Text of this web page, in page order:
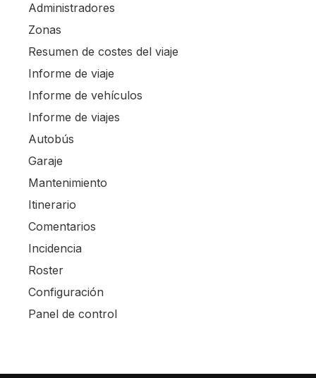
Administradores
Zonas
Resumen de costes del viaje
Informe de viaje
Informe de vehículos
Informe de viajes
Autobús
Garaje
Mantenimiento
Itinerario
Comentarios
Incidencia
Roster
Configuración
Panel de control